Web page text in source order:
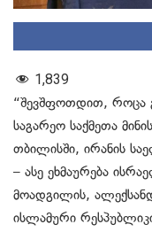
1,839
“შევშფოთდით, როცა
საგარეო საქმეთა
თბილისში, ირანის
– ასე ეხმაურება
მოადგილის,
ისლამური